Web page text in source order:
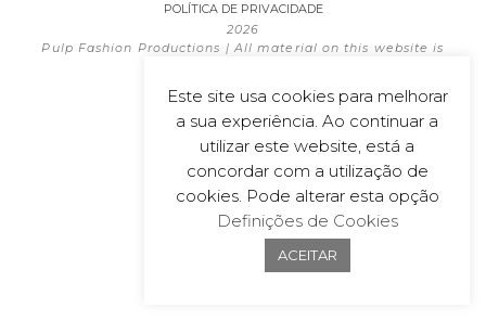
POLÍTICA DE PRIVACIDADE
2026
Pulp Fashion Productions | All material on this website is
Este site usa cookies para melhorar
a sua experiência. Ao continuar a
utilizar este website, está a
concordar com a utilização de
cookies. Pode alterar esta opção
Definições de Cookies
ACEITAR